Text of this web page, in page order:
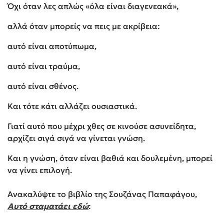
Όχι όταν λες απλώς «όλα είναι διαγενεακά»,
αλλά όταν μπορείς να πεις με ακρίβεια:
αυτό είναι αποτύπωμα,
αυτό είναι τραύμα,
αυτό είναι σθένος.
Και τότε κάτι αλλάζει ουσιαστικά.
Γιατί αυτό που μέχρι χθες σε κινούσε ασυνείδητα,
αρχίζει σιγά σιγά να γίνεται γνώση.
Και η γνώση, όταν είναι βαθιά και δουλεμένη, μπορεί
να γίνει επιλογή.
Ανακαλύψτε το βιβλίο της Σουζάνας Παπαφάγου,
Αυτό σταματάει εδώ: